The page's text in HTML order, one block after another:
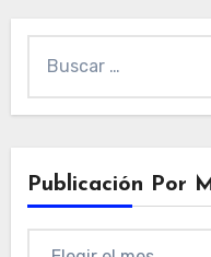
Publicación Por